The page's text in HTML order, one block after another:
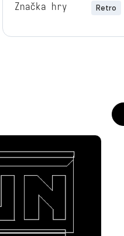
Značka hry Retro